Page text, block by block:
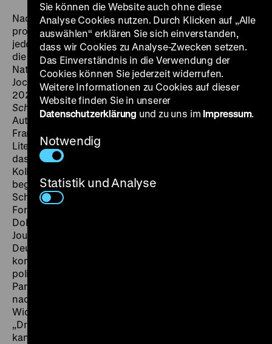
Nach Hitlers Machtübernahme gingen viele
prominente Schriftsteller ins Exil. Nicht wenige blieben
jedoch auch in Deutschland und arrangierten sich auf
die eine oder andere Weise mit dem Leben im
Nationalsozialismus: Gottfried Benn, Erich Kästner,
Jochen Klepper, Hans Fallada, Ina Seidel. In seinem
2020 erschienenen Buch
Schriftsteller im Nationalsozialismus
fragte sich der
Autor und Musiker Anatol Regnier, selbst Enkel von
Frank Wedekind, ob und wie das zusammenging: Gute
Literatur im Nationalsozialismus? Wie veränderte sich
das Verhältnis zu den ehemaligen Freunden und
Kollegen im Exil? Angetrieben von großer Neugier,
begab sich Regnier in Archive und studierte die
Schriften der Dagebliebenen. Fasziniert von dieser
Forschungsreise, hat Dominik Graf für seinen
Dokumentarfilm Regnier begleitet und Autoren,
Journalisten und Historiker eingeladen, über die in
Deutschland gebliebenen Schriftsteller und das
komplexe Verhältnis zwischen Kunst, Leben und
politischem Handeln, zwischen Anpassung und
Parteinahme, Autonomie und Komplizenschaft
nachzudenken. Welche inneren und äußeren
Widersprüche provozierte das Leben und Arbeiten im
„Dritten Reich“? Die Frage bleibt aktuell: Wie sicher
kann ein Mensch sich seiner selbst sein? (ps)
Sie können die Website auch ohne diese
Analyse Cookies nutzen. Durch Klicken auf „Alle
auswählen“ erklären Sie sich einverstanden,
dass wir Cookies zu Analyse-Zwecken setzen.
Das Einverständnis in die Verwendung der
Cookies können Sie jederzeit widerrufen.
Weitere Informationen zu Cookies auf dieser
Website finden Sie in unserer
Datenschutzerklärung und zu uns im Impressum.
Notwendig
Statistik und Analyse